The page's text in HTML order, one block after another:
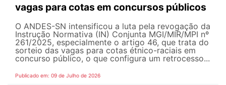
vagas para cotas em concursos públicos
O ANDES-SN intensificou a luta pela revogação da
Instrução Normativa (IN) Conjunta MGI/MIR/MPI nº
261/2025, especialmente o artigo 46, que trata do
sorteio das vagas para cotas étnico-raciais em
concurso público, o que configura um retrocesso...
Publicado em: 09 de Julho de 2026